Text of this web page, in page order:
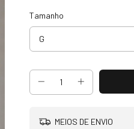
Tamanho
MEIOS DE ENVIO